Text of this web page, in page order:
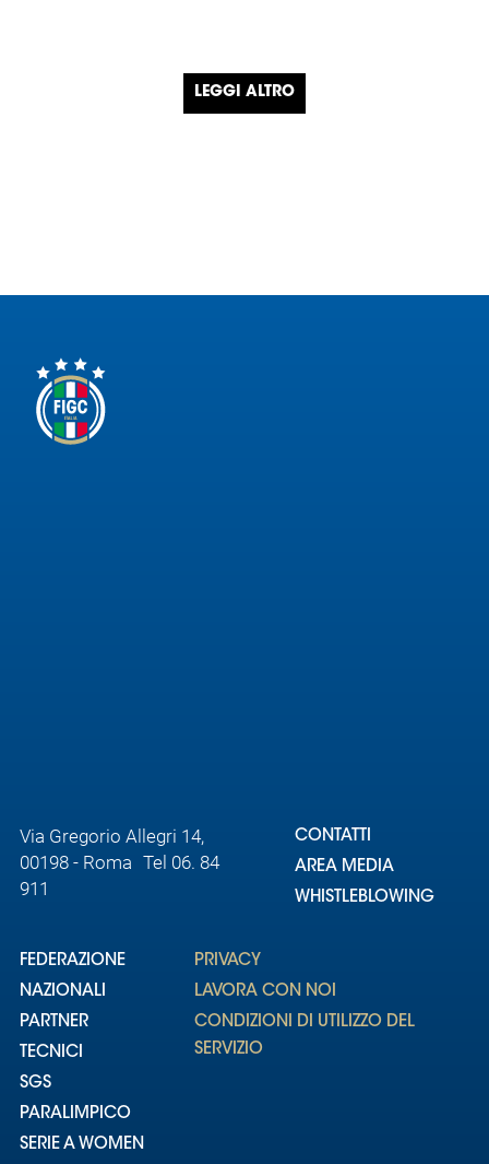
LEGGI ALTRO
Via Gregorio Allegri 14,
00198 - Roma Tel 06. 84
911
CONTATTI
AREA MEDIA
WHISTLEBLOWING
FEDERAZIONE
NAZIONALI
PARTNER
TECNICI
SGS
PARALIMPICO
SERIE A WOMEN
PRIVACY
LAVORA CON NOI
CONDIZIONI DI UTILIZZO DEL
SERVIZIO